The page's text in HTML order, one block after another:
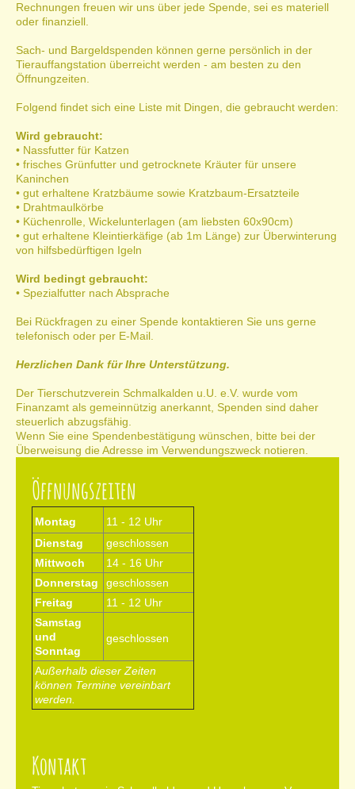
Rechnungen freuen wir uns über jede Spende, sei es materiell
oder finanziell.
Sach- und Bargeldspenden können gerne persönlich in der
Tierauffangstation überreicht werden - am besten zu den
Öffnungzeiten.
Folgend findet sich eine Liste mit Dingen, die gebraucht werden:
Wird gebraucht:
• Nassfutter für Katzen
• frisches Grünfutter und getrocknete Kräuter für unsere
Kaninchen
• gut erhaltene Kratzbäume sowie Kratzbaum-Ersatzteile
• Drahtmaulkörbe
• Küchenrolle, Wickelunterlagen (am liebsten 60x90cm)
• gut erhaltene Kleintierkäfige (ab 1m Länge) zur Überwinterung
von hilfsbedürftigen Igeln
Wird bedingt gebraucht:
• Spezialfutter nach Absprache
Bei Rückfragen zu einer Spende kontaktieren Sie uns gerne
telefonisch oder per E-Mail.
Herzlichen Dank für Ihre Unterstützung.
Der Tierschutzverein Schmalkalden u.U. e.V. wurde vom
Finanzamt als gemeinnützig anerkannt, Spenden sind daher
steuerlich abzugsfähig.
Wenn Sie eine Spendenbestätigung wünschen, bitte bei der
Überweisung die Adresse im Verwendungszweck notieren.
Öffnungszeiten
Montag
11 - 12 Uhr
Dienstag
geschlossen
Mittwoch
14 - 16 Uhr
Donnerstag
geschlossen
Freitag
11 - 12 Uhr
Samstag
und
Sonntag
geschlossen
Außerhalb dieser Zeiten
können Termine vereinbart
werden.
Kontakt